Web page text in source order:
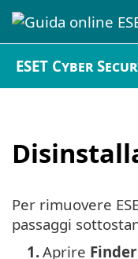
ESET Cyber
Per rimuovere
passaggi
1.Aprire Finder